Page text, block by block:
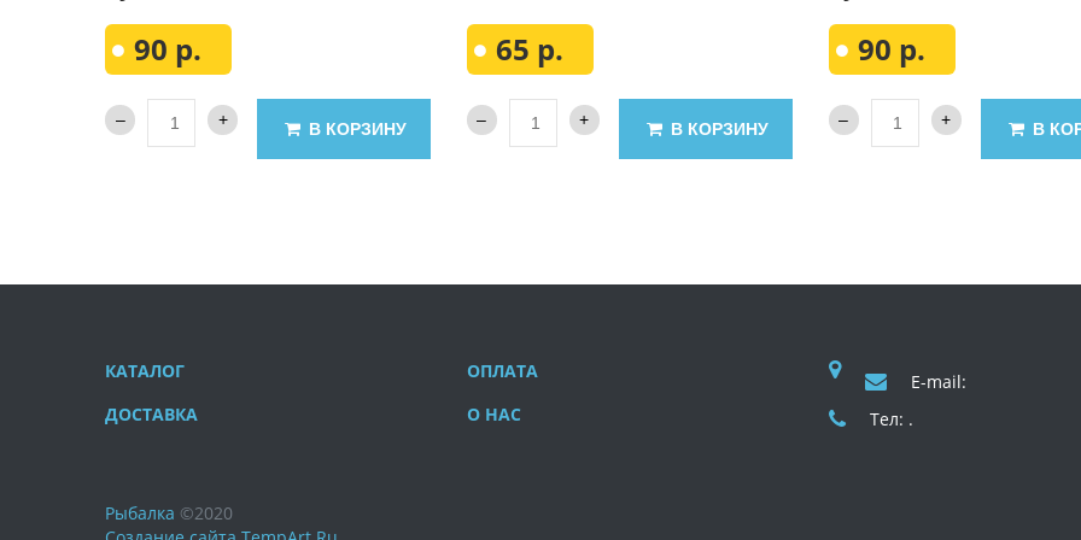
90 р.
В КОРЗИНУ
65 р.
В КОРЗИНУ
90 р.
В
КАТАЛОГ
ДОСТАВКА
ОПЛАТА
О НАС
E-mail:
Тел: .
Рыбалка ©2020